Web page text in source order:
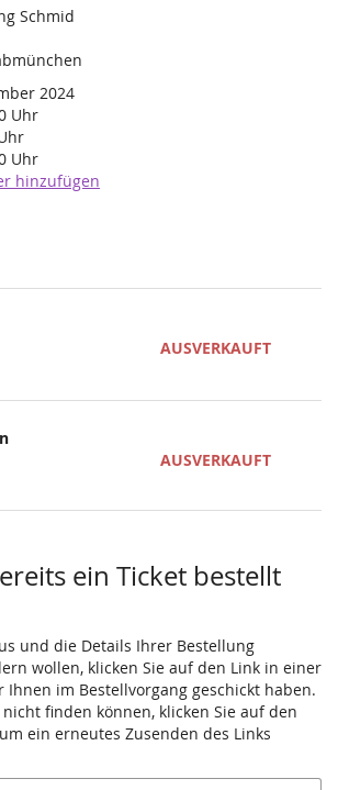
Schmid
2024
Uhr
Uhr
hinzufügen
AUSVERKAUFT
AUSVERKAUFT
ein Ticket bestellt
und die Details Ihrer Bestellung
wollen, klicken Sie auf den Link in einer
Ihnen im Bestellvorgang geschickt haben.
finden können, klicken Sie auf den
ein erneutes Zusenden des Links